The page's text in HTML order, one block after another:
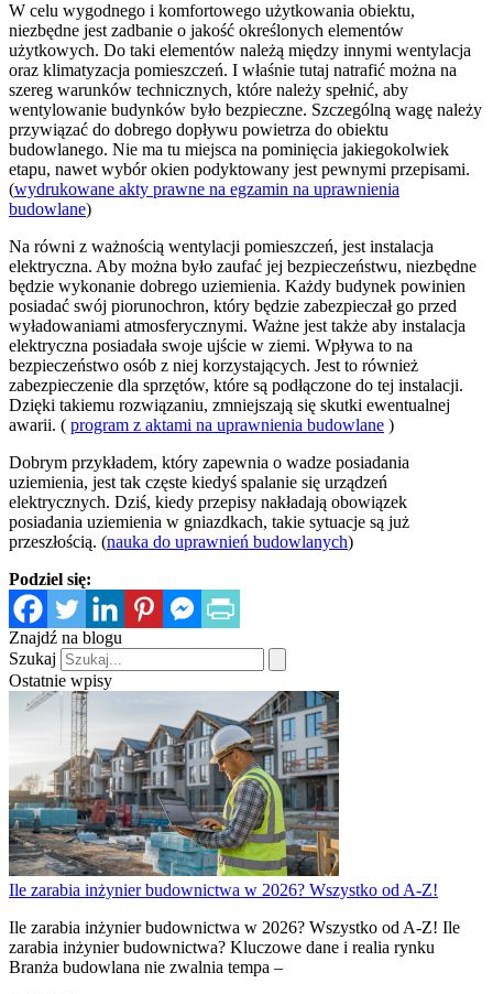
W celu wygodnego i komfortowego użytkowania obiektu,
niezbędne jest zadbanie o jakość określonych elementów
użytkowych. Do taki elementów należą między innymi wentylacja
oraz klimatyzacja pomieszczeń. I właśnie tutaj natrafić można na
szereg warunków technicznych, które należy spełnić, aby
wentylowanie budynków było bezpieczne. Szczególną wagę należy
przywiązać do dobrego dopływu powietrza do obiektu
budowlanego. Nie ma tu miejsca na pominięcia jakiegokolwiek
etapu, nawet wybór okien podyktowany jest pewnymi przepisami.
(wydrukowane akty prawne na egzamin na uprawnienia
budowlane)
Na równi z ważnością wentylacji pomieszczeń, jest instalacja
elektryczna. Aby można było zaufać jej bezpieczeństwu, niezbędne
będzie wykonanie dobrego uziemienia. Każdy budynek powinien
posiadać swój piorunochron, który będzie zabezpieczał go przed
wyładowaniami atmosferycznymi. Ważne jest także aby instalacja
elektryczna posiadała swoje ujście w ziemi. Wpływa to na
bezpieczeństwo osób z niej korzystających. Jest to również
zabezpieczenie dla sprzętów, które są podłączone do tej instalacji.
Dzięki takiemu rozwiązaniu, zmniejszają się skutki ewentualnej
awarii. ( program z aktami na uprawnienia budowlane )
Dobrym przykładem, który zapewnia o wadze posiadania
uziemienia, jest tak częste kiedyś spalanie się urządzeń
elektrycznych. Dziś, kiedy przepisy nakładają obowiązek
posiadania uziemienia w gniazdkach, takie sytuacje są już
przeszłością. (nauka do uprawnień budowlanych)
Podziel się:
Znajdź na blogu
Szukaj
Ostatnie wpisy
Ile zarabia inżynier budownictwa w 2026? Wszystko od A-Z!
Ile zarabia inżynier budownictwa w 2026? Wszystko od A-Z! Ile
zarabia inżynier budownictwa? Kluczowe dane i realia rynku
Branża budowlana nie zwalnia tempa –